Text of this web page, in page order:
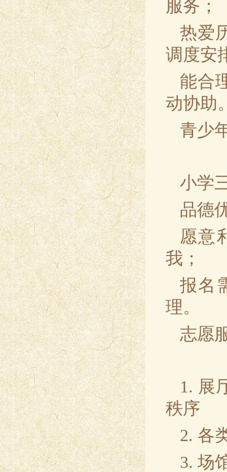
服务；
热爱
调度安
能合
动协助
青少
小学
品德
愿意
我；
报名
理。
志愿
1. 展
秩序
2. 各
3. 场